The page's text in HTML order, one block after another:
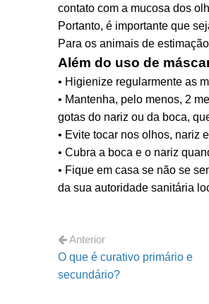
contato com a mucosa dos
Portanto, é importante que
Para os animais de
Além do uso de
• Higienize regularmente as
• Mantenha, pelo menos, 2
gotas do nariz ou da boca,
• Evite tocar nos olhos, nariz
• Cubra a boca e o nariz
• Fique em casa se não se
da sua autoridade sanitária
Anterior
O que é curativo primário e
secundário?